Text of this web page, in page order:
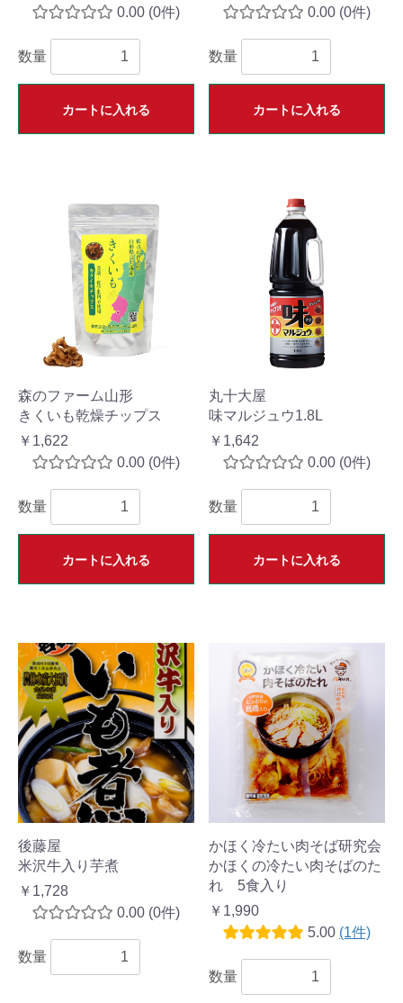
0.00 (0件)
数量
カートに入れる
0.00 (0件)
数量
カートに入れる
森のファーム山形
きくいも乾燥チップス
￥1,622
0.00 (0件)
数量
カートに入れる
丸十大屋
味マルジュウ1.8L
￥1,642
0.00 (0件)
数量
カートに入れる
後藤屋
米沢牛入り芋煮
￥1,728
0.00 (0件)
数量
かほく冷たい肉そば研究会
かほくの冷たい肉そばのた
れ 5食入り
￥1,990
5.00 (1件)
数量